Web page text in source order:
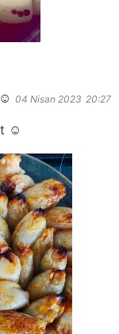
04 Nisan 2023 20:27
☺️